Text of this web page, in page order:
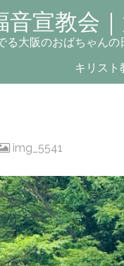
音宣教会
る大阪のおばちゃんの
キリスト
img_5541